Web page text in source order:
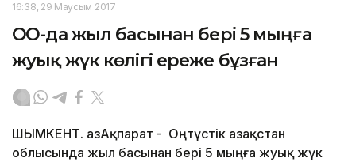
16:38, 29 Маусым 2017
ОҚО-да жыл басынан бері 5 мыңға
жуық жүк көлігі ереже бұзған
ШЫМКЕНТ. ҚазАқпарат - Оңтүстік Қазақстан
облысында жыл басынан бері 5 мыңға жуық жүк